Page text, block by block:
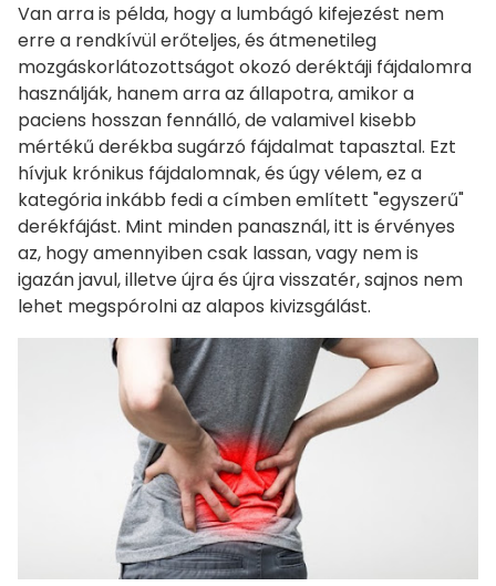
Van arra is példa, hogy a lumbágó kifejezést nem
erre a rendkívül erőteljes, és átmenetileg
mozgáskorlátozottságot okozó deréktáji fájdalomra
használják, hanem arra az állapotra, amikor a
paciens hosszan fennálló, de valamivel kisebb
mértékű derékba sugárzó fájdalmat tapasztal. Ezt
hívjuk krónikus fájdalomnak, és úgy vélem, ez a
kategória inkább fedi a címben említett "egyszerű"
derékfájást. Mint minden panasznál, itt is érvényes
az, hogy amennyiben csak lassan, vagy nem is
igazán javul, illetve újra és újra visszatér, sajnos nem
lehet megspórolni az alapos kivizsgálást.